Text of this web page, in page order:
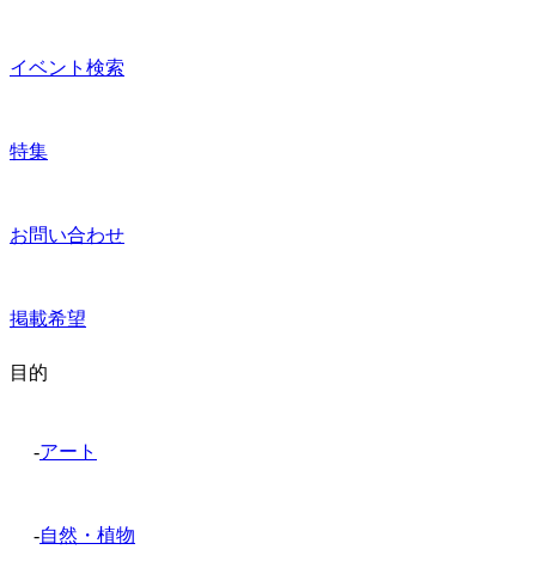
イベント検索
特集
お問い合わせ
掲載希望
目的
-アート
-自然・植物